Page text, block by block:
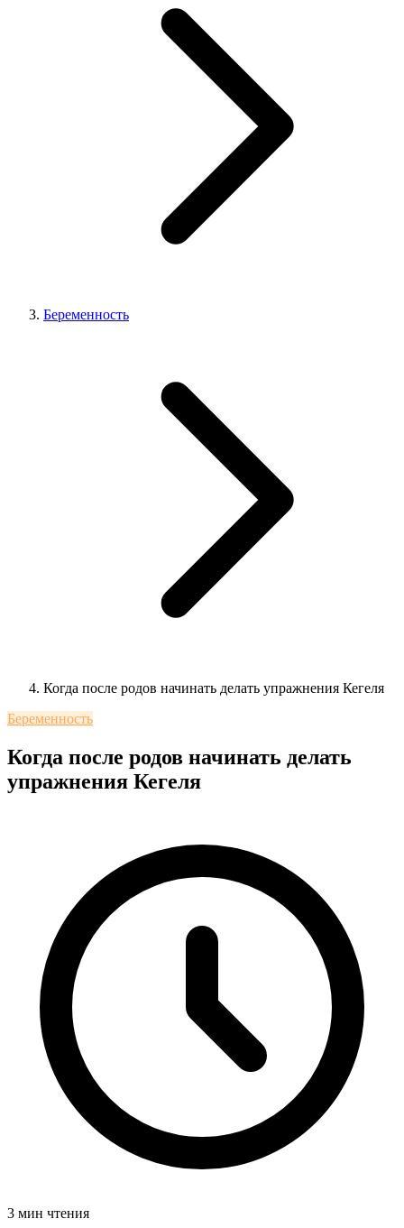
Беременность
Когда после родов начинать делать упражнения Кегеля
Беременность
Когда после родов начинать делать
упражнения Кегеля
3 мин чтения